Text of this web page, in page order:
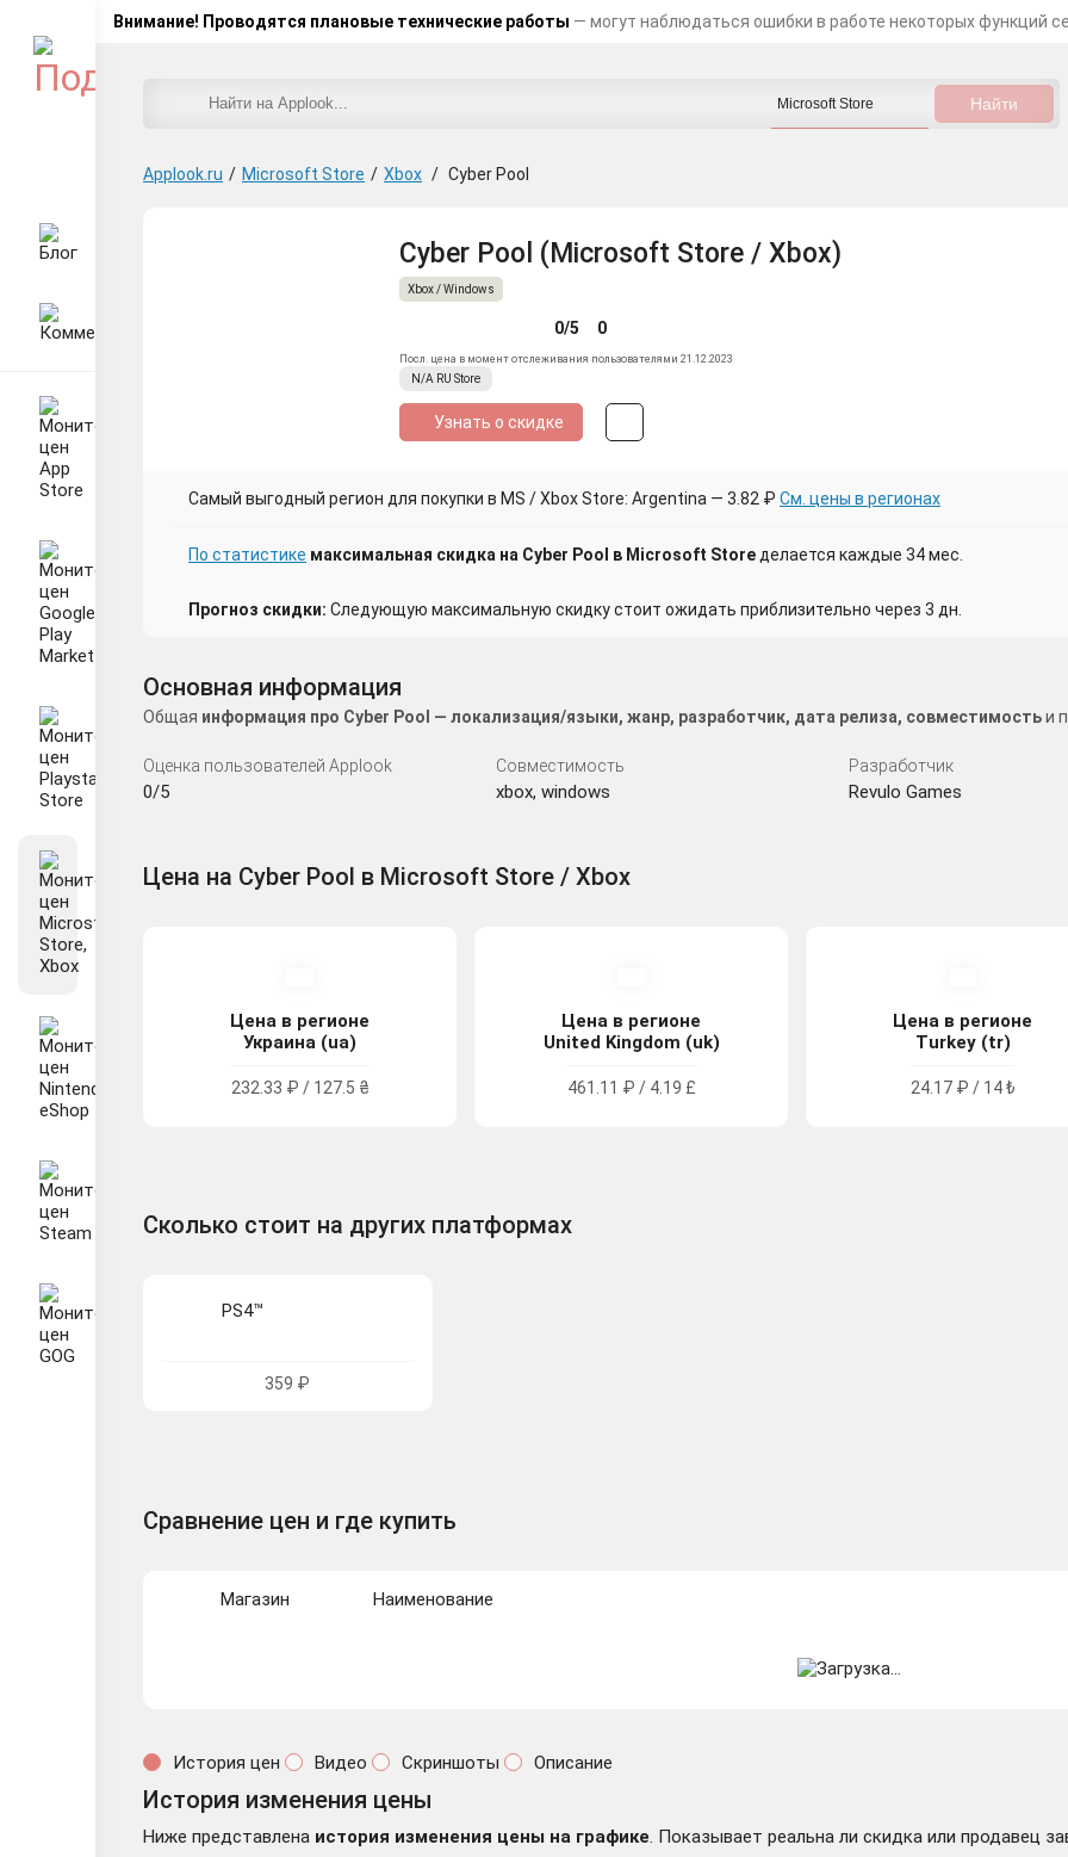
Внимание! Проводятся плановые технические работы — могут наблюдаться ошибки в работе некоторых функций
Applook.ru / Microsoft Store / Xbox / Cyber Pool
Cyber Pool (Microsoft Store / Xbox)
Xbox / Windows
0/5 0
Посл. цена в момент отслеживания пользователями 21.12.2023
N/A RU Store
Узнать о скидке
Самый выгодный регион для покупки в MS / Xbox Store: Argentina — 3.82 ₽ См. цены в регионах
По статистике максимальная скидка на Cyber Pool в Microsoft Store делается каждые 34 мес.
Прогноз скидки: Следующую максимальную скидку стоит ожидать приблизительно через 3 дн.
Основная информация
Общая информация про Cyber Pool — локализация/языки, жанр, разработчик, дата релиза, совместимостьи
Оценка пользователей Applook
0/5
Совместимость
xbox, windows
Разработчик
Revulo Games
Цена на Cyber Pool в Microsoft Store / Xbox
Цена в регионе
Украина (ua)
232.33 ₽ / 127.5 ₴
Цена в регионе
United Kingdom (uk)
461.11 ₽ / 4.19 £
Цена в регионе
Turkey (tr)
24.17 ₽ / 14 ₺
Сколько стоит на других платформах
PS4™
359 ₽
Сравнение цен и где купить
Магазин Наименование
История цен Видео Скриншоты Описание
История изменения цены
Ниже представлена история изменения цены на графике. Показывает реальна ли скидка или продавец